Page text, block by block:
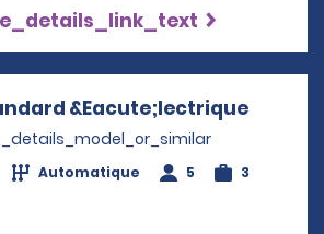
&Eacute;lectriqueOpens
Automatique 5 3